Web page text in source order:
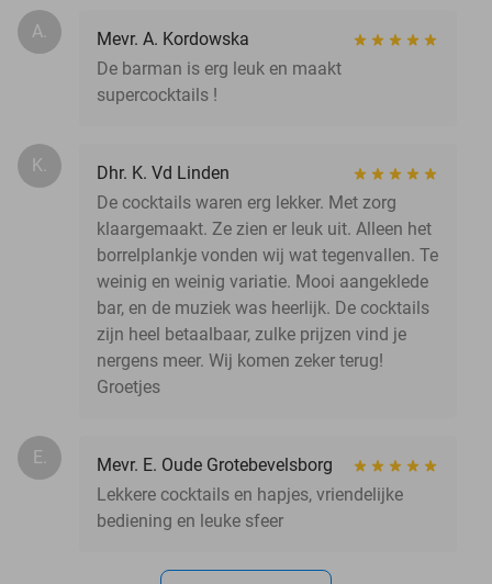
A.
Mevr. A. Kordowska
De barman is erg leuk en maakt
supercocktails !
K.
Dhr. K. Vd Linden
De cocktails waren erg lekker. Met zorg
klaargemaakt. Ze zien er leuk uit. Alleen het
borrelplankje vonden wij wat tegenvallen. Te
weinig en weinig variatie. Mooi aangeklede
bar, en de muziek was heerlijk. De cocktails
zijn heel betaalbaar, zulke prijzen vind je
nergens meer. Wij komen zeker terug!
Groetjes
E.
Mevr. E. Oude Grotebevelsborg
Lekkere cocktails en hapjes, vriendelijke
bediening en leuke sfeer